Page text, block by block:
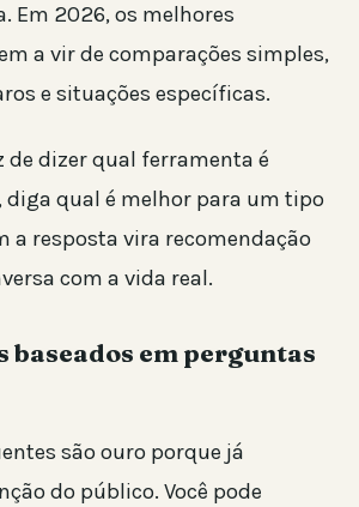
Em 2026, os melhores
a vir de comparações simples,
e situações específicas.
de dizer qual ferramenta é
diga qual é melhor para um tipo
a resposta vira recomendação
com a vida real.
baseados em perguntas
são ouro porque já
do público. Você pode